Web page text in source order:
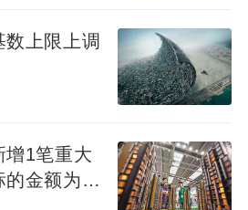
品。随着配套落地即价值
圈层“交通路网升级 核心商
营”的全兑现状态，新世界
斩获白鹅潭第一圈层销售
三冠王”，用实打实的业绩
上限上调
增1笔重大
的金额为